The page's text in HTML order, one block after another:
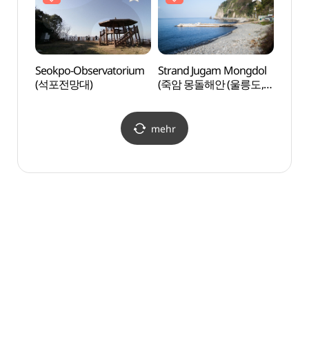
Seokpo-Observatorium
(석포전망대)
Strand Jugam Mongdol
(죽암 몽돌해안 (울릉도,
mehr